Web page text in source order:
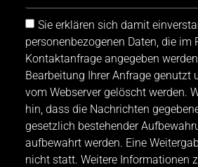
Sie erklären sich damit
personenbezogenen Daten, die im
Kontaktanfrage angegeben
Bearbeitung Ihrer Anfrage genutzt
vom Webserver gelöscht werden.
hin, dass die Nachrichten
gesetzlich bestehender
aufbewahrt werden. Eine
nicht statt. Weitere Informationen